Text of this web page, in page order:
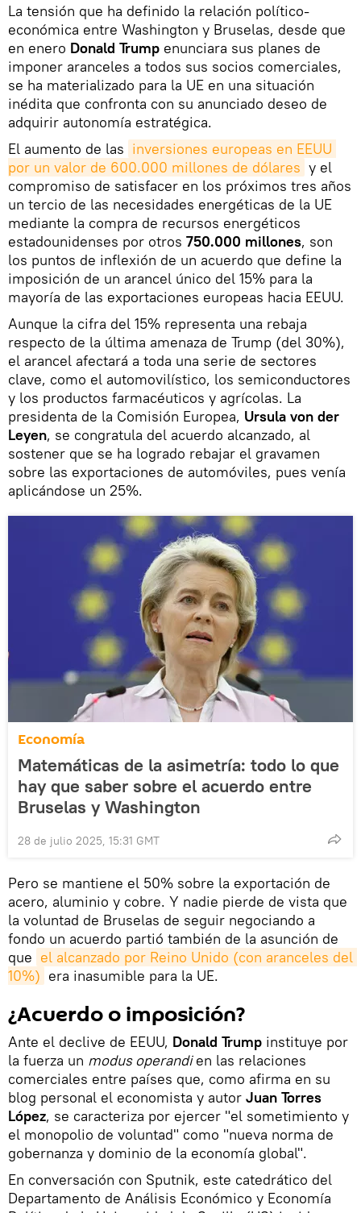
La tensión que ha definido la relación político-
económica entre Washington y Bruselas, desde que
en enero Donald Trump enunciara sus planes de
imponer aranceles a todos sus socios comerciales,
se ha materializado para la UE en una situación
inédita que confronta con su anunciado deseo de
adquirir autonomía estratégica.
El aumento de las inversiones europeas en EEUU
por un valor de 600.000 millones de dólares y el
compromiso de satisfacer en los próximos tres años
un tercio de las necesidades energéticas de la UE
mediante la compra de recursos energéticos
estadounidenses por otros 750.000 millones, son
los puntos de inflexión de un acuerdo que define la
imposición de un arancel único del 15% para la
mayoría de las exportaciones europeas hacia EEUU.
Aunque la cifra del 15% representa una rebaja
respecto de la última amenaza de Trump (del 30%),
el arancel afectará a toda una serie de sectores
clave, como el automovilístico, los semiconductores
y los productos farmacéuticos y agrícolas. La
presidenta de la Comisión Europea, Ursula von der
Leyen, se congratula del acuerdo alcanzado, al
sostener que se ha logrado rebajar el gravamen
sobre las exportaciones de automóviles, pues venía
aplicándose un 25%.
Economía
Matemáticas de la asimetría: todo lo que
hay que saber sobre el acuerdo entre
Bruselas y Washington
28 de julio 2025, 15:31 GMT
Pero se mantiene el 50% sobre la exportación de
acero, aluminio y cobre. Y nadie pierde de vista que
la voluntad de Bruselas de seguir negociando a
fondo un acuerdo partió también de la asunción de
que el alcanzado por Reino Unido (con aranceles del
10%) era inasumible para la UE.
¿Acuerdo o imposición?
Ante el declive de EEUU, Donald Trump instituye por
la fuerza un modus operandien las relaciones
comerciales entre países que, como afirma en su
blog personal el economista y autor Juan Torres
López, se caracteriza por ejercer "el sometimiento y
el monopolio de voluntad" como "nueva norma de
gobernanza y dominio de la economía global".
En conversación con Sputnik, este catedrático del
Departamento de Análisis Económico y Economía